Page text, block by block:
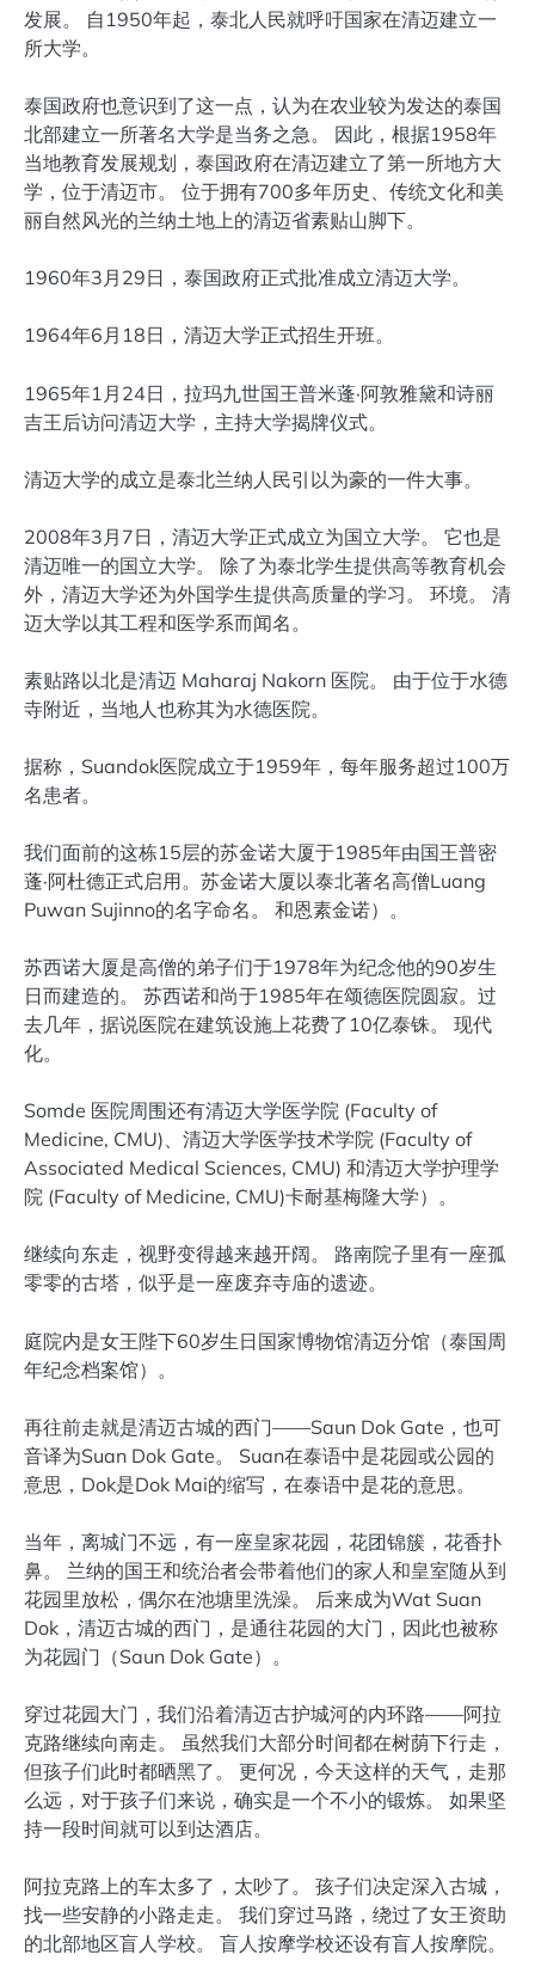
发展。 自1950年起，泰北人民就呼吁国家在清迈建立一
所大学。
泰国政府也意识到了这一点，认为在农业较为发达的泰国
北部建立一所著名大学是当务之急。 因此，根据1958年
当地教育发展规划，泰国政府在清迈建立了第一所地方大
学，位于清迈市。 位于拥有700多年历史、传统文化和美
丽自然风光的兰纳土地上的清迈省素贴山脚下。
1960年3月29日，泰国政府正式批准成立清迈大学。
1964年6月18日，清迈大学正式招生开班。
1965年1月24日，拉玛九世国王普米蓬·阿敦雅黛和诗丽
吉王后访问清迈大学，主持大学揭牌仪式。
清迈大学的成立是泰北兰纳人民引以为豪的一件大事。
2008年3月7日，清迈大学正式成立为国立大学。 它也是
清迈唯一的国立大学。 除了为泰北学生提供高等教育机会
外，清迈大学还为外国学生提供高质量的学习。 环境。 清
迈大学以其工程和医学系而闻名。
素贴路以北是清迈 Maharaj Nakorn 医院。 由于位于水德
寺附近，当地人也称其为水德医院。
据称，Suandok医院成立于1959年，每年服务超过100万
名患者。
我们面前的这栋15层的苏金诺大厦于1985年由国王普密
蓬·阿杜德正式启用。苏金诺大厦以泰北著名高僧Luang
Puwan Sujinno的名字命名。 和恩素金诺）。
苏西诺大厦是高僧的弟子们于1978年为纪念他的90岁生
日而建造的。 苏西诺和尚于1985年在颂德医院圆寂。过
去几年，据说医院在建筑设施上花费了10亿泰铢。 现代
化。
Somde 医院周围还有清迈大学医学院 (Faculty of
Medicine, CMU)、清迈大学医学技术学院 (Faculty of
Associated Medical Sciences, CMU) 和清迈大学护理学
院 (Faculty of Medicine, CMU)卡耐基梅隆大学）。
继续向东走，视野变得越来越开阔。 路南院子里有一座孤
零零的古塔，似乎是一座废弃寺庙的遗迹。
庭院内是女王陛下60岁生日国家博物馆清迈分馆（泰国周
年纪念档案馆）。
再往前走就是清迈古城的西门——Saun Dok Gate，也可
音译为Suan Dok Gate。 Suan在泰语中是花园或公园的
意思，Dok是Dok Mai的缩写，在泰语中是花的意思。
当年，离城门不远，有一座皇家花园，花团锦簇，花香扑
鼻。 兰纳的国王和统治者会带着他们的家人和皇室随从到
花园里放松，偶尔在池塘里洗澡。 后来成为Wat Suan
Dok，清迈古城的西门，是通往花园的大门，因此也被称
为花园门（Saun Dok Gate）。
穿过花园大门，我们沿着清迈古护城河的内环路——阿拉
克路继续向南走。 虽然我们大部分时间都在树荫下行走，
但孩子们此时都晒黑了。 更何况，今天这样的天气，走那
么远，对于孩子们来说，确实是一个不小的锻炼。 如果坚
持一段时间就可以到达酒店。
阿拉克路上的车太多了，太吵了。 孩子们决定深入古城，
找一些安静的小路走走。 我们穿过马路，绕过了女王资助
的北部地区盲人学校。 盲人按摩学校还设有盲人按摩院。